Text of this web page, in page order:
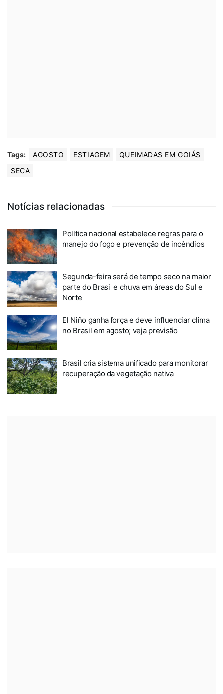
Tags: AGOSTO ESTIAGEM
QUEIMADAS EM GOIÁS
SECA
Notícias relacionadas
Política nacional estabelece regras para o
manejo do fogo e prevenção de incêndios
Segunda-feira será de tempo seco na maior
parte do Brasil e chuva em áreas do Sul e
Norte
El Niño ganha força e deve influenciar clima
no Brasil em agosto; veja previsão
Brasil cria sistema unificado para monitorar
recuperação da vegetação nativa